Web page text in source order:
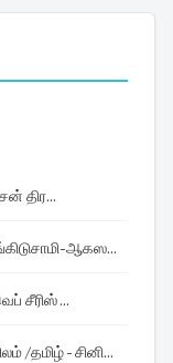
திர...
ஆகஸ...
SUBBU (2026)- தெலுங்கு/தமிழ் - வெப் சீரிஸ் ...
/தமிழ் - சினி...